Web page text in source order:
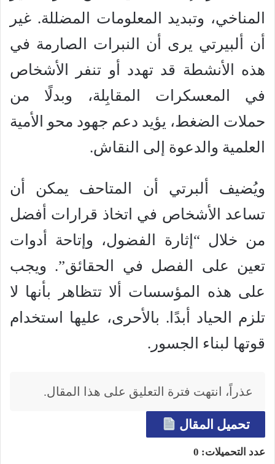
المناخي، وتبديد المعلومات المضللة. غير
أن ألبيرتي يرى أن النبرات الصارمة في
هذه الأنشطة قد تهدد أو تنفر الأشخاص
في المعسكرات المقابِلة، وبدلًا من
حملات الضغط، يؤيد دعم جهود محو الأمية
العلمية والدعوة إلى النقاش.
ويُضيف ألبرتي أن المتاحف يمكن أن
تساعد الأشخاص في اتخاذ قرارات أفضل
من خلال “إثارة الفضول، وإتاحة أدوات
تعين على الفصل في الحقائق”. ويجب
على هذه المؤسسات ألا تتظاهر بأنها لا
تلزم الحياد أبدًا. بالأحرى، عليها استخدام
قوتها لبناء الجسور.
عذراً، انتهت فترة التعليق على هذا المقال.
تحميل المقال
عدد التحميلات: 0